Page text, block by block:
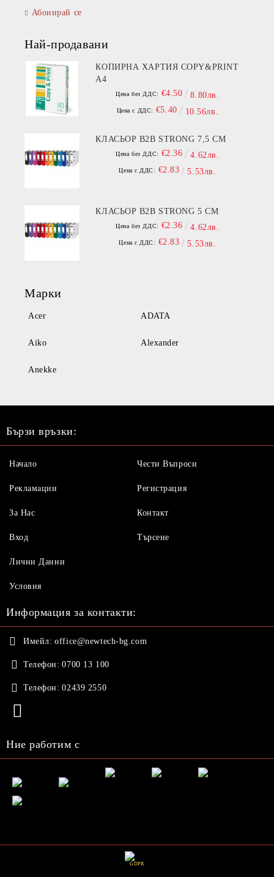
Абонирай се
Най-продавани
КОПИРНА ХАРТИЯ COPY&PRINT
A4
Цена без ДДС: €4.50 8.80лв.
Цена с ДДС: €5.40 10.56лв.
КЛАСЬОР B2B STRONG 7,5 СМ
Цена без ДДС: €2.36 4.62лв.
Цена с ДДС: €2.83 5.53лв.
КЛАСЬОР B2B STRONG 5 СМ
Цена без ДДС: €2.36 4.62лв.
Цена с ДДС: €2.83 5.53лв.
Марки
Acer ADATA
Aiko Alexander
Anekke
Бързи връзки:
Начало
Рекламации
За Нас
Вход
Чести Въпроси
Регистрация
Контакт
Търсене
Лични Данни
Условия
Информация за контакти:
Имейл: office@newtech-bg.com
Телефон: 0700 13 100
Телефон: 02439 2550
Ние работим с
GDPR